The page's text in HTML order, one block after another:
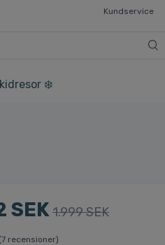
Kundservice
❄️
SEK 1.999 SEK
recensioner)